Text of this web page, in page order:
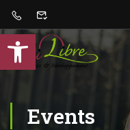
Events
Ouvrir la barre d’outils